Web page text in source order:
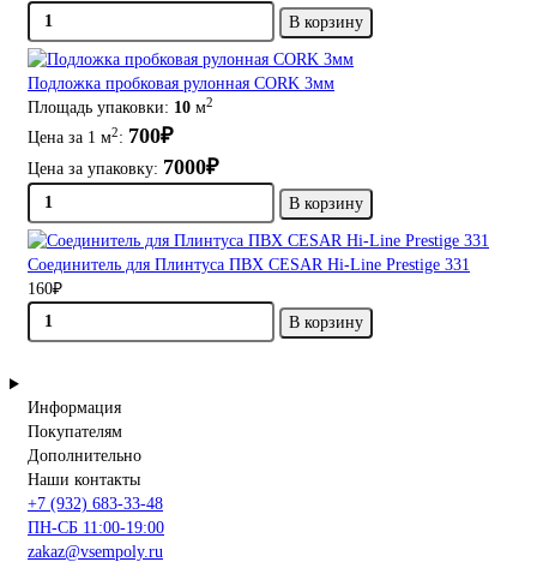
В корзину
Подложка пробковая рулонная CORK 3мм
Площадь упаковки: 10 м2
Цена за 1 м2: 700₽
Цена за упаковку: 7000₽
В корзину
Соединитель для Плинтуса ПВХ CESAR Hi-Line Prestige 331
160₽
В корзину
Информация
Покупателям
Дополнительно
Наши контакты
+7 (932) 683-33-48
ПН-СБ 11:00-19:00
zakaz@vsempoly.ru